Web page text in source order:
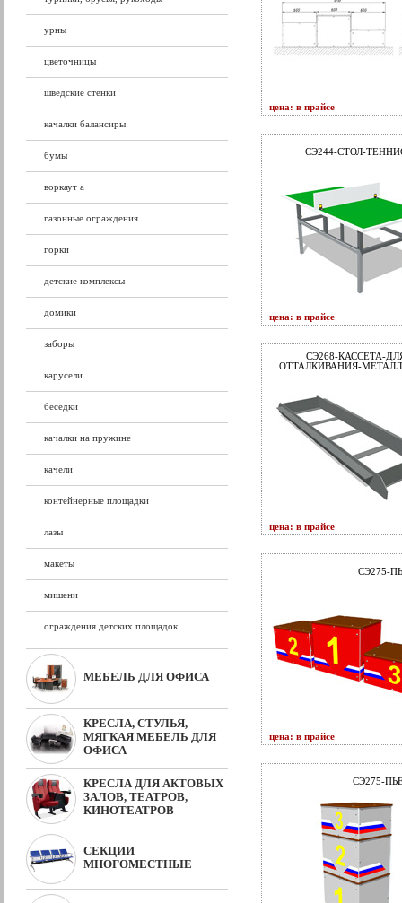
урны
цветочницы
шведские стенки
качалки балансиры
бумы
воркаут а
газонные ограждения
горки
детские комплексы
домики
заборы
карусели
беседки
качалки на пружине
качели
контейнерные площадки
лазы
макеты
мишени
ограждения детских площадок
МЕБЕЛЬ ДЛЯ ОФИСА
КРЕСЛА, СТУЛЬЯ,
МЯГКАЯ МЕБЕЛЬ ДЛЯ
ОФИСА
КРЕСЛА ДЛЯ АКТОВЫХ
ЗАЛОВ, ТЕАТРОВ,
КИНОТЕАТРОВ
СЕКЦИИ
МНОГОМЕСТНЫЕ
цена: в прайсе
СЭ244-СТОЛ-
цена: в прайсе
СЭ268-КАССЕТА-
ОТТАЛКИВАНИЯ-
цена: в прайсе
СЭ275-
цена: в прайсе
СЭ275-